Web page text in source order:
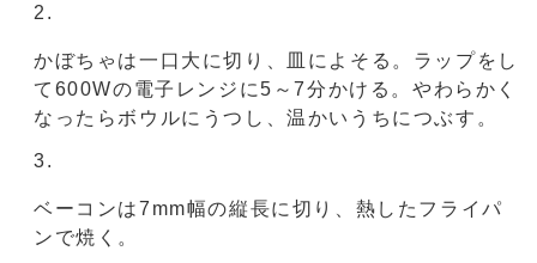
かぼちゃは一口大に切り、皿によそる。ラップをし
て600Wの電子レンジに5～7分かける。やわらかく
なったらボウルにうつし、温かいうちにつぶす。
ベーコンは7mm幅の縦長に切り、熱したフライパ
ンで焼く。